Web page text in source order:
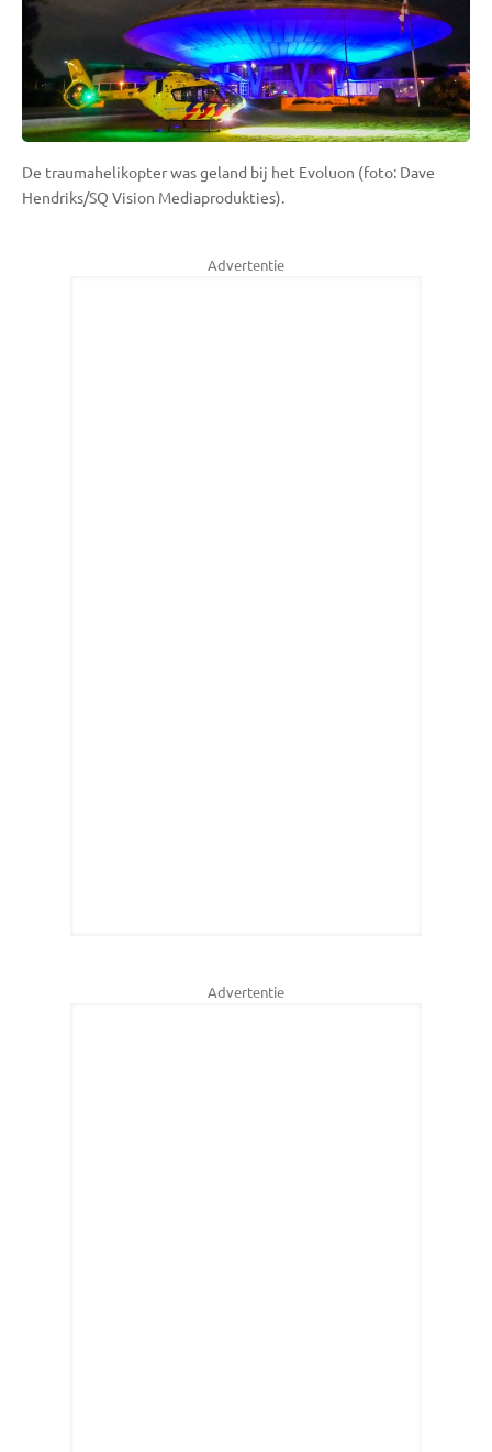
De traumahelikopter was geland bij het Evoluon (foto: Dave
Hendriks/SQ Vision Mediaprodukties).
Advertentie
Advertentie